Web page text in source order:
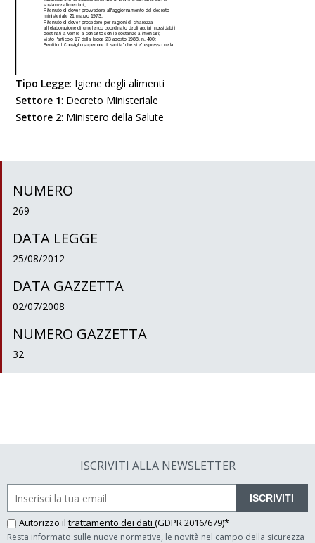
Tipo Legge: Igiene degli alimenti
Settore 1: Decreto Ministeriale
Settore 2: Ministero della Salute
NUMERO
269
DATA LEGGE
25/08/2012
DATA GAZZETTA
02/07/2008
NUMERO GAZZETTA
32
ISCRIVITI ALLA NEWSLETTER
ISCRIVITI
Autorizzo il trattamento dei dati (GDPR 2016/679)*
Resta informato sulle nuove normative, le novità nel campo della sicurezza